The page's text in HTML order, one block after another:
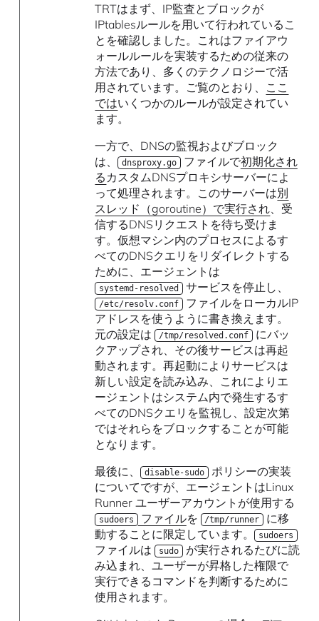
TRTはまず、IP監査とブロックが
IPtablesルールを用いて行われているこ
とを確認しました。これはファイアウ
ォールルールを実装するための従来の
方法であり、多くのテクノロジーで活
用されています。ご覧のとおり、 ここ
ではいくつかのルールが設定されてい
ます。
一方で、DNSの監視およびブロック
は、 dnsproxy.go ファイルで初期化され
る カスタムDNSプロキシサーバーによ
って処理されます。このサーバーは別
スレッド（goroutine）で実行され 、受
信するDNSリクエストを待ち受けま
す。仮想マシン内のプロセスによるす
べてのDNSクエリをリダイレクトする
ために、エージェントは
systemd-resolved サービスを停止し、
/etc/resolv.conf ファイルをローカルIP
アドレスを使うように書き換えます。
元の設定は /tmp/resolved.conf にバッ
クアップされ、その後サービスは再起
動されます。再起動によりサービスは
新しい設定を読み込み、これによりエ
ージェントはシステム内で発生するす
べてのDNSクエリを監視し、設定次第
ではそれらをブロックすることが可能
となります。
最後に、 disable-sudo ポリシーの実装
についてですが、エージェントはLinux
Runner ユーザーアカウントが使用する
sudoers ファイルを /tmp/runner
に移
動することに限定しています。 sudoers
ファイルは sudo が実行されるたびに読
み込まれ、ユーザーが昇格した権限で
実行できるコマンドを判断するために
使用されます。